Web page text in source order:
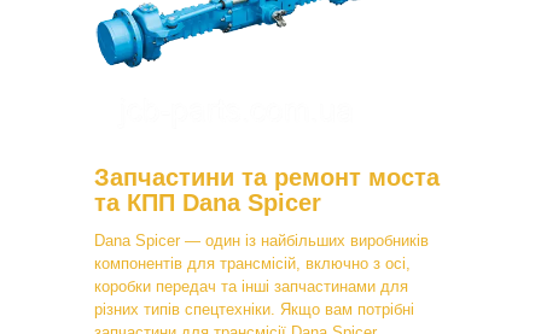
Запчастини та ремонт моста
та КПП Dana Spicer
Dana Spicer — один із найбільших виробників
компонентів для трансмісій, включно з осі,
коробки передач та інші запчастинами для
різних типів спецтехніки. Якщо вам потрібні